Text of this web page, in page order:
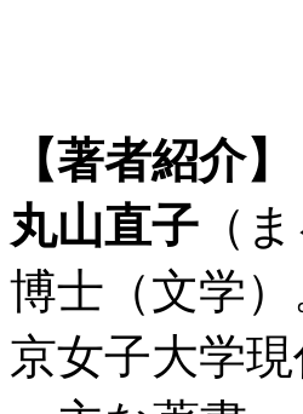
【著者紹介】
丸山直子 （
博士（文学
京女子大学